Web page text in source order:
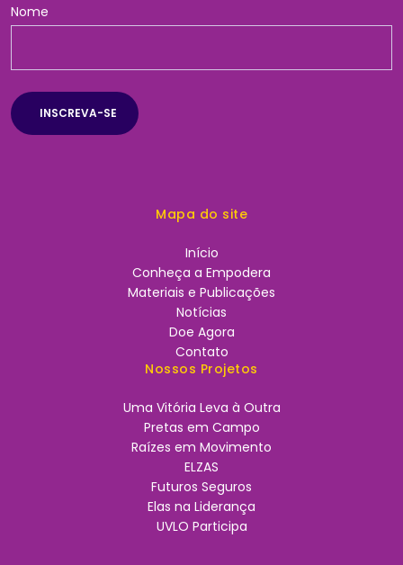
Nome
Mapa do site
Início
Conheça a Empodera
Materiais e Publicações
Notícias
Doe Agora
Contato
Nossos Projetos
Uma Vitória Leva à Outra
Pretas em Campo
Raízes em Movimento
ELZAS
Futuros Seguros
Elas na Liderança
UVLO Participa